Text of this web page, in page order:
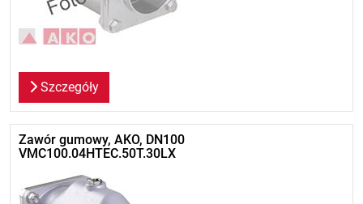
Szczegóły
Zawór gumowy, AKO, DN100
VMC100.04HTEC.50T.30LX